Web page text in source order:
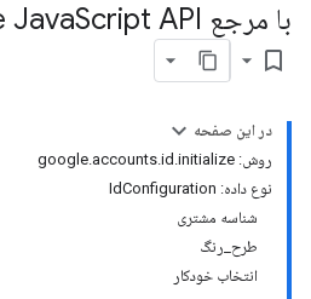
با مرجع Google Java Script API وارد شوید
bookmark_border
در این صفحه
روش: google.accounts.id.initialize
نوع داده: IdConfiguration
شناسه مشتری
طرح_رنگ
انتخاب خودکار